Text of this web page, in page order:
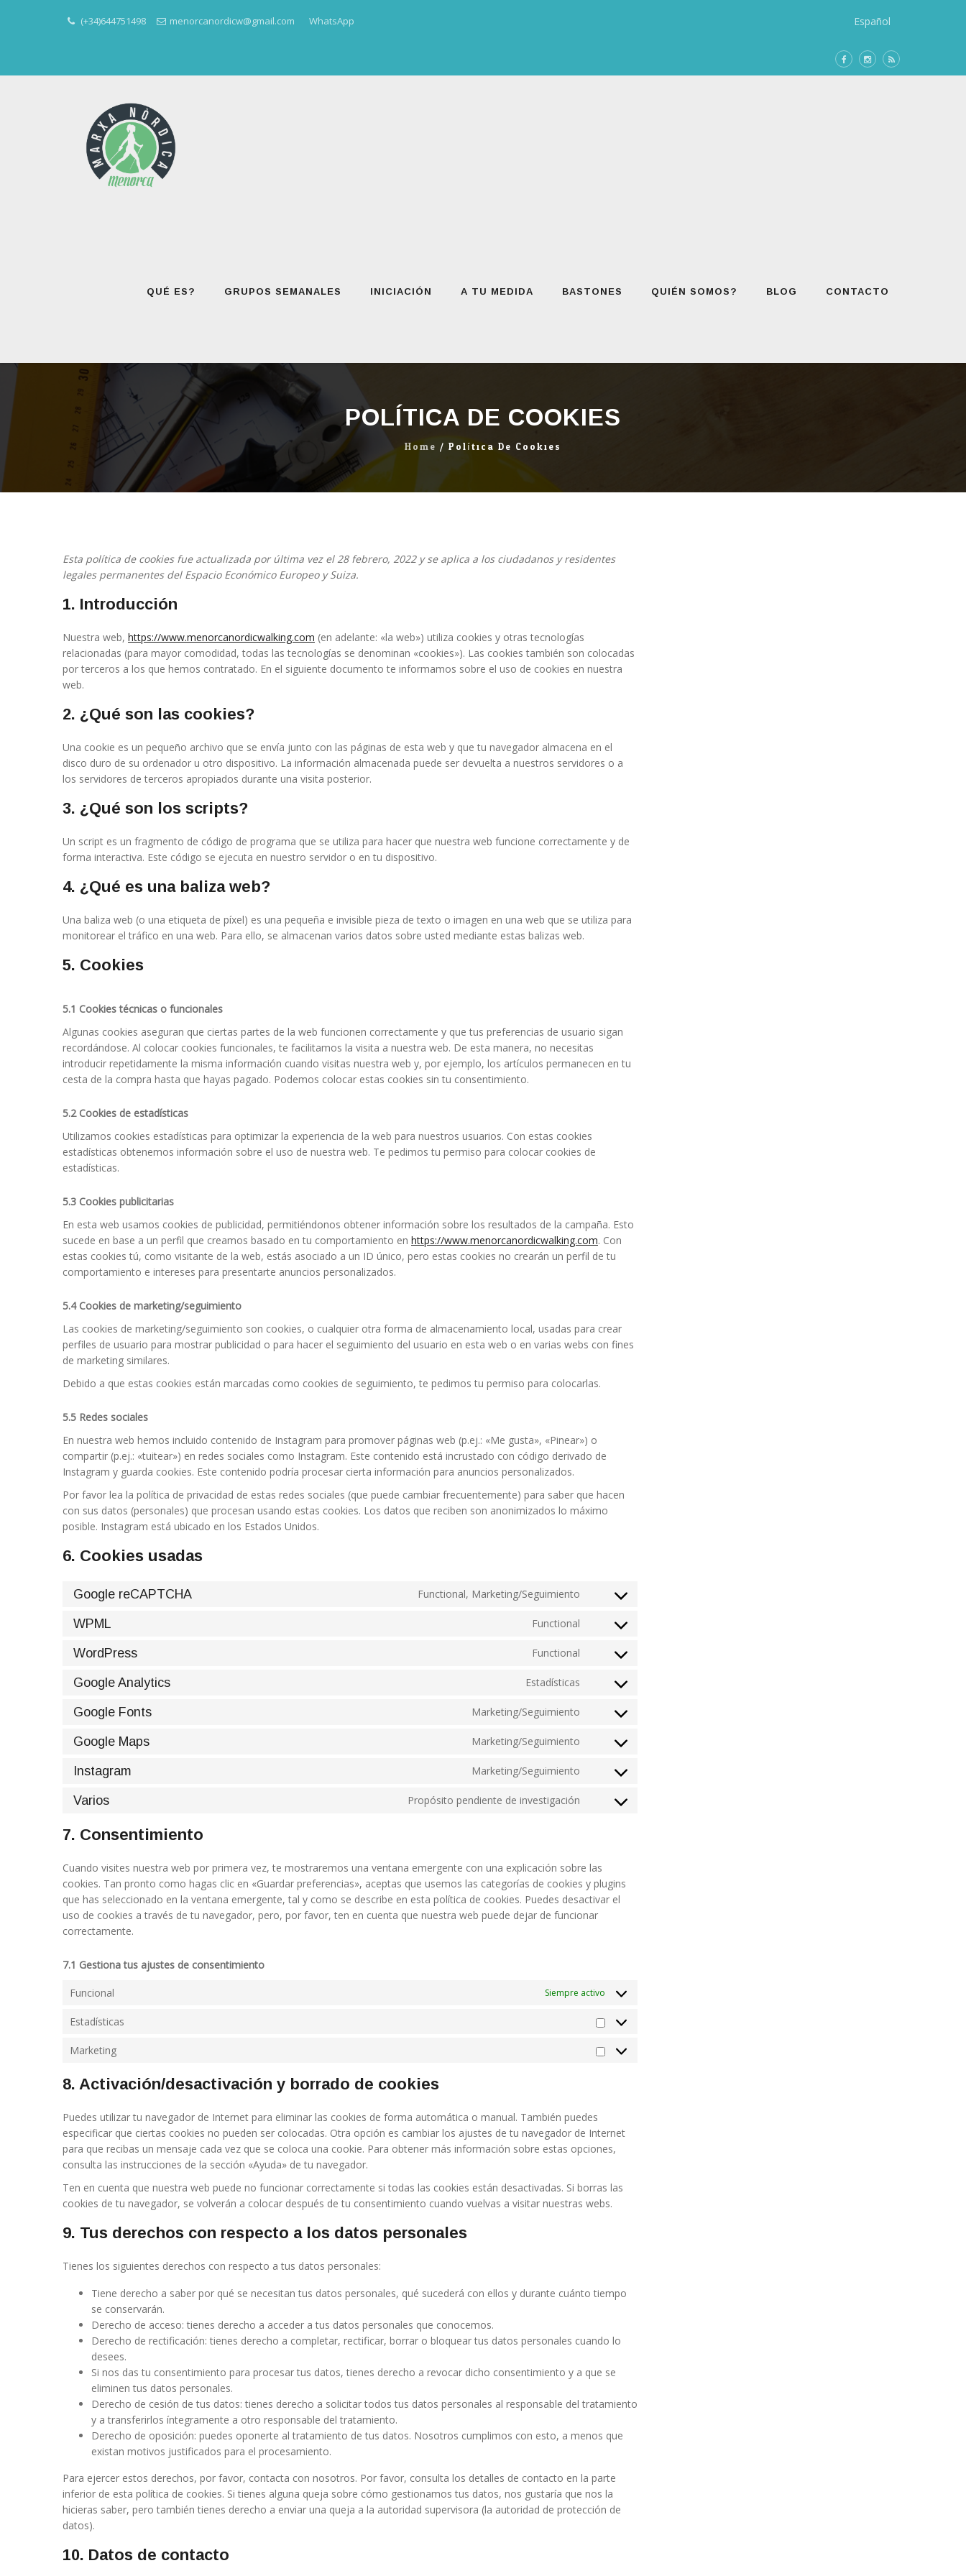
(+34)644751498 menorcanordicw@gmail.com WhatsApp Español
QUÉ ES? GRUPOS SEMANALES INICIACIÓN A TU MEDIDA BASTONES QUIÉN SOMOS? BLOG CONTACTO
POLÍTICA DE COOKIES
Home / Política De Cookies
Esta política de cookies fue actualizada por última vez el 28 febrero, 2022 y se aplica a los ciudadanos y residentes
legales permanentes del Espacio Económico Europeo y Suiza.
1. Introducción
Nuestra web, https://www.menorcanordicwalking.com (en adelante: «la web») utiliza cookies y otras tecnologías
relacionadas (para mayor comodidad, todas las tecnologías se denominan «cookies»). Las cookies también son colocadas
por terceros a los que hemos contratado. En el siguiente documento te informamos sobre el uso de cookies en nuestra
web.
2. ¿Qué son las cookies?
Una cookie es un pequeño archivo que se envía junto con las páginas de esta web y que tu navegador almacena en el
disco duro de su ordenador u otro dispositivo. La información almacenada puede ser devuelta a nuestros servidores o a
los servidores de terceros apropiados durante una visita posterior.
3. ¿Qué son los scripts?
Un script es un fragmento de código de programa que se utiliza para hacer que nuestra web funcione correctamente y de
forma interactiva. Este código se ejecuta en nuestro servidor o en tu dispositivo.
4. ¿Qué es una baliza web?
Una baliza web (o una etiqueta de píxel) es una pequeña e invisible pieza de texto o imagen en una web que se utiliza para
monitorear el tráfico en una web. Para ello, se almacenan varios datos sobre usted mediante estas balizas web.
5. Cookies
5.1 Cookies técnicas o funcionales
Algunas cookies aseguran que ciertas partes de la web funcionen correctamente y que tus preferencias de usuario sigan
recordándose. Al colocar cookies funcionales, te facilitamos la visita a nuestra web. De esta manera, no necesitas
introducir repetidamente la misma información cuando visitas nuestra web y, por ejemplo, los artículos permanecen en tu
cesta de la compra hasta que hayas pagado. Podemos colocar estas cookies sin tu consentimiento.
5.2 Cookies de estadísticas
Utilizamos cookies estadísticas para optimizar la experiencia de la web para nuestros usuarios. Con estas cookies
estadísticas obtenemos información sobre el uso de nuestra web. Te pedimos tu permiso para colocar cookies de
estadísticas.
5.3 Cookies publicitarias
En esta web usamos cookies de publicidad, permitiéndonos obtener información sobre los resultados de la campaña. Esto
sucede en base a un perfil que creamos basado en tu comportamiento en https://www.menorcanordicwalking.com. Con
estas cookies tú, como visitante de la web, estás asociado a un ID único, pero estas cookies no crearán un perfil de tu
comportamiento e intereses para presentarte anuncios personalizados.
5.4 Cookies de marketing/seguimiento
Las cookies de marketing/seguimiento son cookies, o cualquier otra forma de almacenamiento local, usadas para crear
perfiles de usuario para mostrar publicidad o para hacer el seguimiento del usuario en esta web o en varias webs con fines
de marketing similares.
Debido a que estas cookies están marcadas como cookies de seguimiento, te pedimos tu permiso para colocarlas.
5.5 Redes sociales
En nuestra web hemos incluido contenido de Instagram para promover páginas web (p.ej.: «Me gusta», «Pinear») o
compartir (p.ej.: «tuitear») en redes sociales como Instagram. Este contenido está incrustado con código derivado de
Instagram y guarda cookies. Este contenido podría procesar cierta información para anuncios personalizados.
Por favor lea la política de privacidad de estas redes sociales (que puede cambiar frecuentemente) para saber que hacen
con sus datos (personales) que procesan usando estas cookies. Los datos que reciben son anonimizados lo máximo
posible. Instagram está ubicado en los Estados Unidos.
6. Cookies usadas
Google reCAPTCHA Functional, Marketing/Seguimiento
Consent
service
recaptcha
WPML Functional
Consent
service
WordPress Functional
Consent
service
Google Analytics Estadísticas
Consent
service
analytics
Google Fonts Marketing/Seguimiento
Consent
service
Google Maps Marketing/Seguimiento
Consent
service
Instagram Marketing/Seguimiento
Consent
service
Varios Propósito pendiente de investigación
Consent
7. Consentimiento
Cuando visites nuestra web por primera vez, te mostraremos una ventana emergente con una explicación sobre las
cookies. Tan pronto como hagas clic en «Guardar preferencias», aceptas que usemos las categorías de cookies y plugins
que has seleccionado en la ventana emergente, tal y como se describe en esta política de cookies. Puedes desactivar el
uso de cookies a través de tu navegador, pero, por favor, ten en cuenta que nuestra web puede dejar de funcionar
correctamente.
7.1 Gestiona tus ajustes de consentimiento
Funcional Siempre activo
Estadísticas
Estadísticas
Marketing
Marketing
8. Activación/desactivación y borrado de cookies
Puedes utilizar tu navegador de Internet para eliminar las cookies de forma automática o manual. También puedes
especificar que ciertas cookies no pueden ser colocadas. Otra opción es cambiar los ajustes de tu navegador de Internet
para que recibas un mensaje cada vez que se coloca una cookie. Para obtener más información sobre estas opciones,
consulta las instrucciones de la sección «Ayuda» de tu navegador.
Ten en cuenta que nuestra web puede no funcionar correctamente si todas las cookies están desactivadas. Si borras las
cookies de tu navegador, se volverán a colocar después de tu consentimiento cuando vuelvas a visitar nuestras webs.
9. Tus derechos con respecto a los datos personales
Tienes los siguientes derechos con respecto a tus datos personales:
Tiene derecho a saber por qué se necesitan tus datos personales, qué sucederá con ellos y durante cuánto tiempo
se conservarán.
Derecho de acceso: tienes derecho a acceder a tus datos personales que conocemos.
Derecho de rectificación: tienes derecho a completar, rectificar, borrar o bloquear tus datos personales cuando lo
desees.
Si nos das tu consentimiento para procesar tus datos, tienes derecho a revocar dicho consentimiento y a que se
eliminen tus datos personales.
Derecho de cesión de tus datos: tienes derecho a solicitar todos tus datos personales al responsable del tratamiento
y a transferirlos íntegramente a otro responsable del tratamiento.
Derecho de oposición: puedes oponerte al tratamiento de tus datos. Nosotros cumplimos con esto, a menos que
existan motivos justificados para el procesamiento.
Para ejercer estos derechos, por favor, contacta con nosotros. Por favor, consulta los detalles de contacto en la parte
inferior de esta política de cookies. Si tienes alguna queja sobre cómo gestionamos tus datos, nos gustaría que nos la
hicieras saber, pero también tienes derecho a enviar una queja a la autoridad supervisora (la autoridad de protección de
datos).
10. Datos de contacto